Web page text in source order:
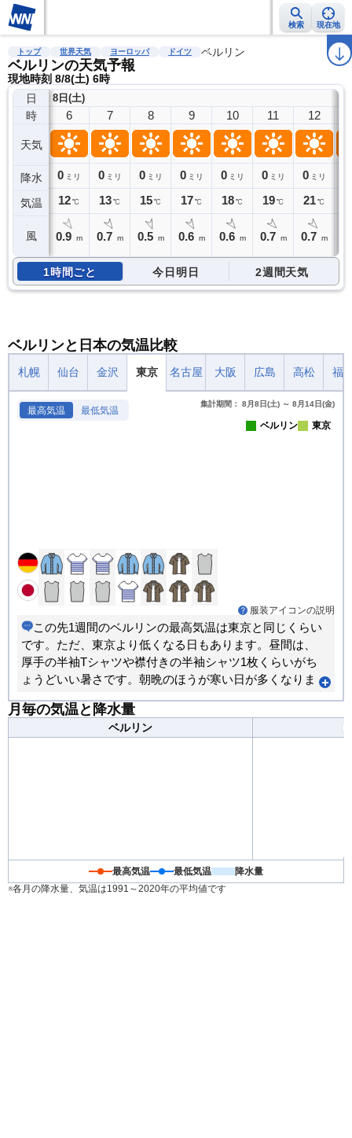
検索 現在地
雨雲レーダー 台風情報 地震情報 警報・注意報 ラ
トップ 世界天気 ヨーロッパ ドイツ ベルリン
ベルリンの天気予報
現地時刻 8/8(土) 6時
日
時
天気
降水
気温
風
8日(土)
6
0 ミリ
12℃
0.9 m
7
0 ミリ
13℃
0.7 m
8
0 ミリ
15℃
0.5 m
9
0 ミリ
17℃
0.6 m
10
0 ミリ
18℃
0.6 m
11
0 ミリ
19℃
0.7 m
12
0 ミリ
21℃
0.7 m
1時間ごと 今日明日 2週間天気
ベルリンと日本の気温比較
札幌 仙台 金沢 東京 名古屋 大阪 広島 高松 福
最高気温 最低気温
集計期間： 8月8日(土) ～ 8月14日(金)
ベルリン 東京
服装アイコンの説明
この先1週間のベルリンの最高気温は東京と同じくらい
です。ただ、東京より低くなる日もあります。昼間は、
厚手の半袖Tシャツや襟付きの半袖シャツ1枚くらいがち
ょうどいい暑さです。朝晩のほうが寒い日が多くなりま
温差が大きくなるため、日々の天気予報を確認して体調
を崩さないようお気をつけください。
月毎の気温と降水量
ベルリン
最高気温 最低気温
降水量
※各月の降水量、気温は1991～2020年の平均値です